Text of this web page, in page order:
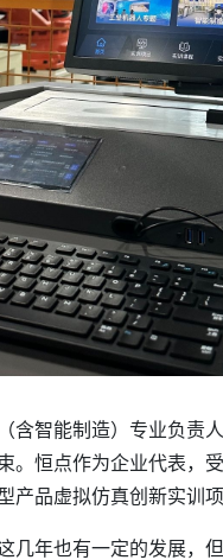
含智能制造）专业负责
。恒点作为企业代表，
产品虚拟仿真创新实训项
几年也有一定的发展，